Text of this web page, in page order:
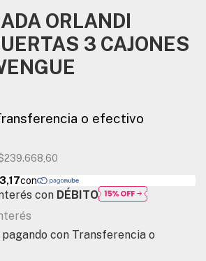
ORLANDI
3 CAJONES
con DÉBITO
pagando con Transferencia o